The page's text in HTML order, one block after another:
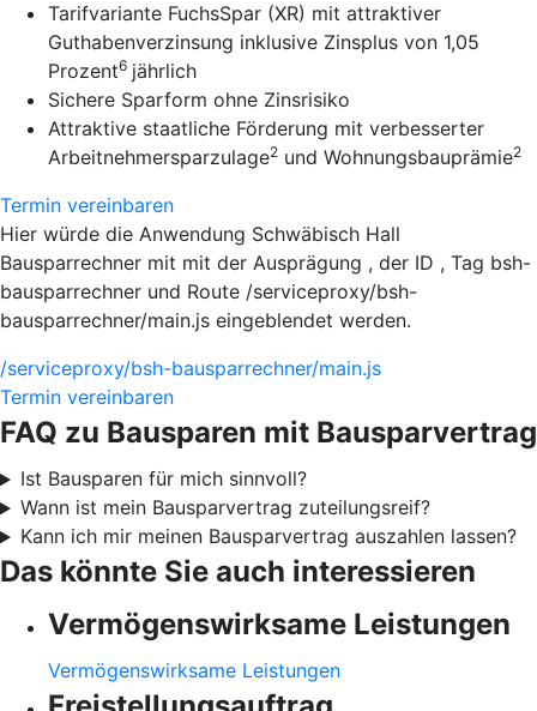
Tarifvariante FuchsSpar (XR) mit attraktiver
Guthabenverzinsung inklusive Zinsplus von 1,05
Prozent6 jährlich
Sichere Sparform ohne Zinsrisiko
Attraktive staatliche Förderung mit verbesserter
Arbeitnehmersparzulage2 und Wohnungsbauprämie2
Termin vereinbaren
Hier würde die Anwendung Schwäbisch Hall
Bausparrechner mit mit der Ausprägung , der ID , Tag bsh-
bausparrechner und Route /serviceproxy/bsh-
bausparrechner/main.js eingeblendet werden.
/serviceproxy/bsh-bausparrechner/main.js
Termin vereinbaren
FAQ zu Bausparen mit Bausparvertrag
Ist Bausparen für mich sinnvoll?
Wann ist mein Bausparvertrag zuteilungsreif?
Kann ich mir meinen Bausparvertrag auszahlen lassen?
Das könnte Sie auch interessieren
Vermögenswirksame Leistungen
Vermögenswirksame Leistungen